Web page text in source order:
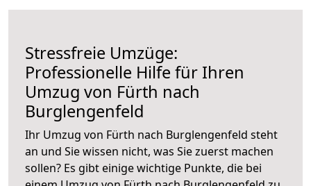
Stressfreie Umzüge:
Professionelle Hilfe für Ihren
Umzug von Fürth nach
Burglengenfeld
Ihr Umzug von Fürth nach Burglengenfeld steht
an und Sie wissen nicht, was Sie zuerst machen
sollen? Es gibt einige wichtige Punkte, die bei